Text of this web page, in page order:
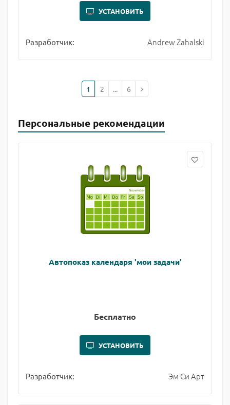
УСТАНОВИТЬ
Разработчик: Andrew Zahalski
1 2 ... 6
Персональные рекомендации
Автопоказ календаря 'мои задачи'
Бесплатно
УСТАНОВИТЬ
Разработчик: Эм Си Арт